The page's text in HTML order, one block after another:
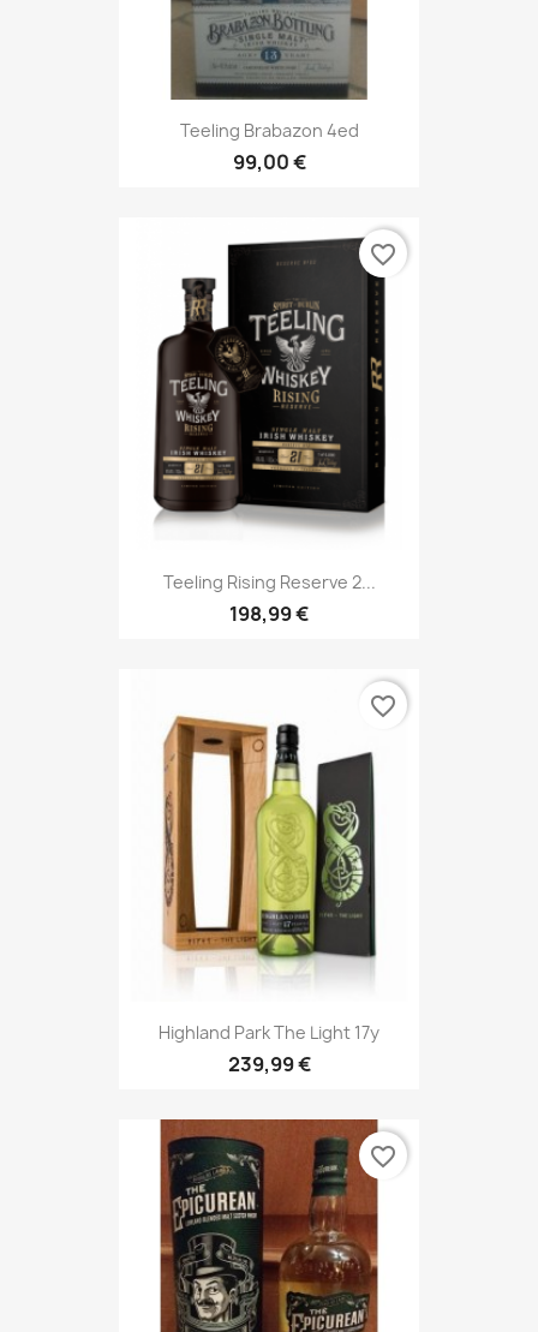
Teeling Brabazon 4ed
99,00 €
Teeling Rising Reserve 2...
198,99 €
favorite_border
Highland Park The Light 17y
239,99 €
favorite_border
favorite_border